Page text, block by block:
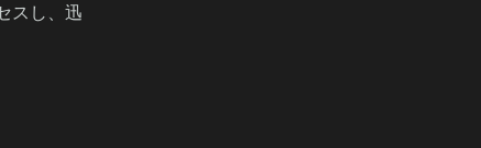
スし、迅